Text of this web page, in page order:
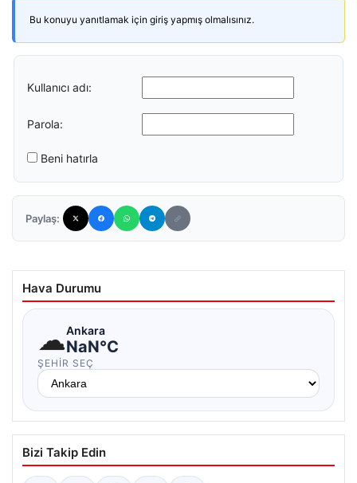
Bu konuyu yanıtlamak için giriş yapmış olmalısınız.
Kullanıcı adı:
Parola:
Beni hatırla
Paylaş:
Hava Durumu
☁Ankara
NaN°C
ŞEHIR SEÇ
Bizi Takip Edin